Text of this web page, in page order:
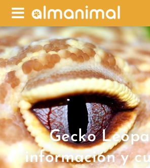
Gecko
información y